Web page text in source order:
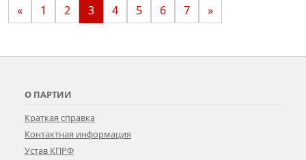
« 1 2 3 4 5 6 7 »
О ПАРТИИ
Краткая справка
Контактная информация
Устав КПРФ